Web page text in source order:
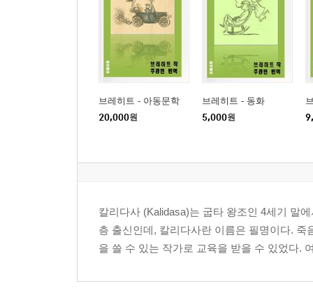
브레히트 - 아동문학
20,000원
브레히트 - 동화
5,000원
칼리다사 (Kalidasa)는 굽타 왕조인 4세기 말
층 출신인데, 칼리다사란 이름은 필명이다.
을 쓸 수 있는 작가로 교육을 받을 수 있었다.